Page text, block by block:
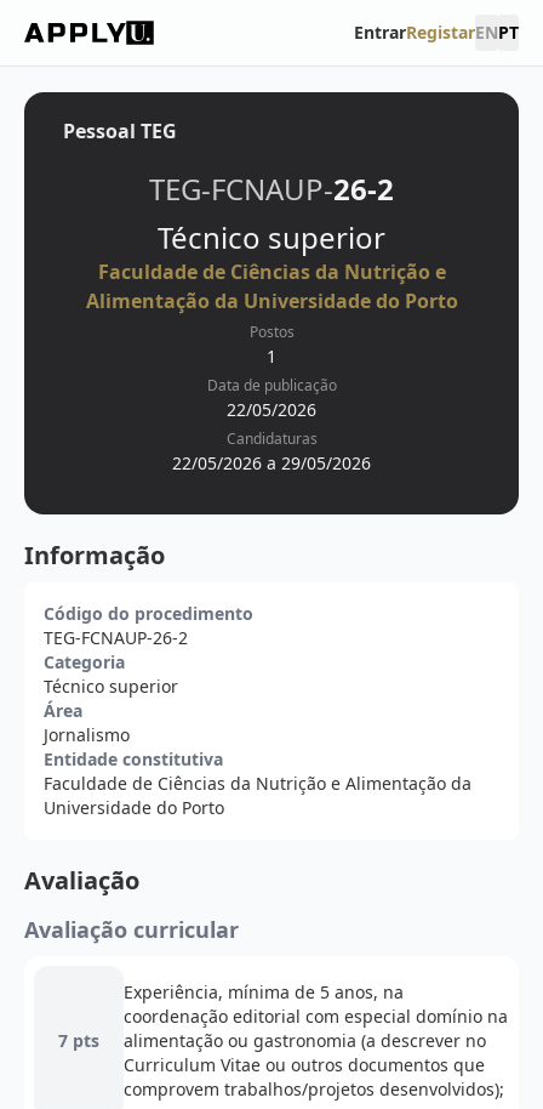
EntrarRegistarENPT
Pessoal TEG
TEG-FCNAUP-26-2
Técnico superior
Faculdade de Ciências da Nutrição e
Alimentação da Universidade do Porto
Postos
1
Data de publicação
22/05/2026
Candidaturas
22/05/2026 a 29/05/2026
Informação
Código do procedimento
TEG-FCNAUP-26-2
Categoria
Técnico superior
Área
Jornalismo
Entidade constitutiva
Faculdade de Ciências da Nutrição e Alimentação da
Universidade do Porto
Avaliação
Avaliação curricular
7 pts
Experiência, mínima de 5 anos, na
coordenação editorial com especial domínio na
alimentação ou gastronomia (a descrever no
Curriculum Vitae ou outros documentos que
comprovem trabalhos/projetos desenvolvidos);